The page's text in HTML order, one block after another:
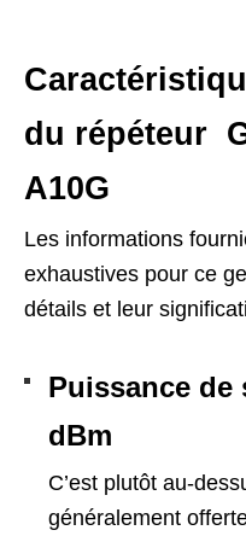
du répéteur
A10G
Les informations
exhaustives pour ce
détails et leur
Puissance de
dBm
C’est plutôt au-
généralement